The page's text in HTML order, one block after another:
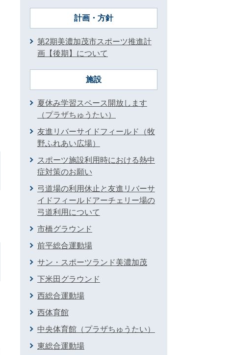
計画・方針
第2期美濃加茂市スポーツ推進計
画【後期】について
施設
夏休み学習スペース開放します
（プラザちゅうたい）
友進リバーサイドフィールド（牧
野ふれあい広場）
スポーツ施設利用時における熱中
症対策のお願い
弓道場の利用休止と友進リバーサ
イドフィールドアーチェリー場の
弓道利用について
市橋グラウンド
前平総合運動場
サン・スポーツランド美濃加茂
下米田グラウンド
西総合運動場
西体育館
中央体育館（プラザちゅうたい）
東総合運動場